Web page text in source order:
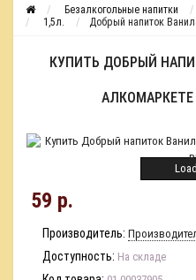
Безалкогольные напитки
1,5л.
Добрый напиток
КУПИТЬ ДОБРЫЙ
59 р.
Производитель:
Доступность: На складе